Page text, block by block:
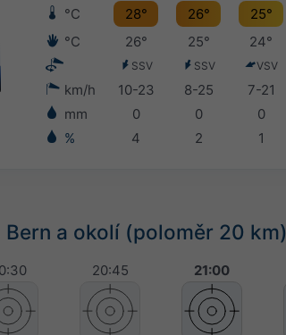
°C 28° 26° 25°
°C
26° 25° 24°
SSV SSV VSV
km/h 10-23 8-25 7-21
mm
0 0 0
%
4 2 1
a okolí (poloměr 20 km)
20:45 21:00